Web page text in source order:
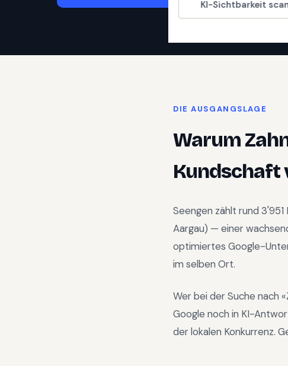
KI-Sichtbarkeit
DIE AUSGANGSLAGE
Warum
Kundschaft
Seengen zählt rund 3'951
Aargau) — einer
optimiertes Google-
im selben Ort.
Wer bei der Suche nach «
Google noch in KI-
der lokalen Konkurrenz.